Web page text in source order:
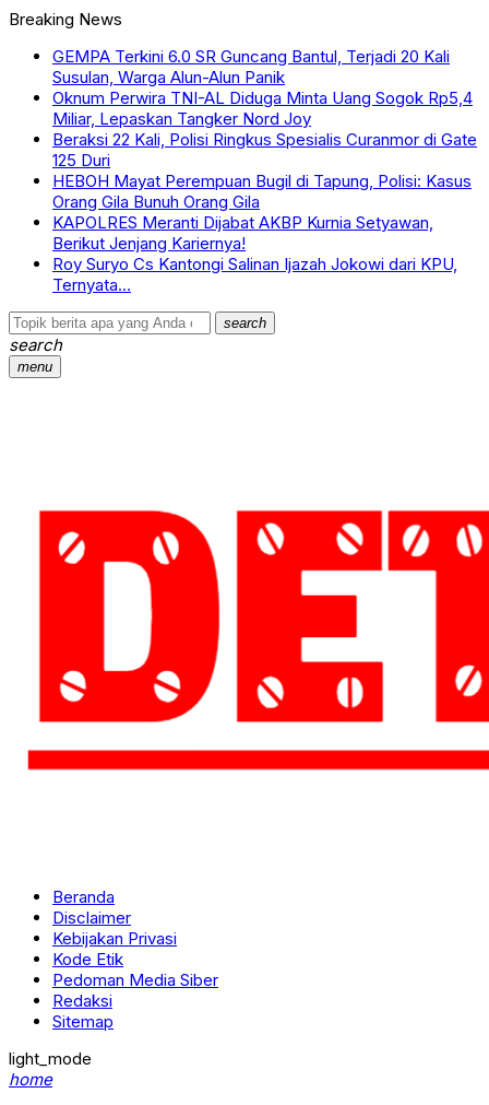
Breaking News
GEMPA Terkini 6.0 SR Guncang Bantul, Terjadi 20 Kali
Susulan, Warga Alun-Alun Panik
Oknum Perwira TNI-AL Diduga Minta Uang Sogok Rp5,4
Miliar, Lepaskan Tangker Nord Joy
Beraksi 22 Kali, Polisi Ringkus Spesialis Curanmor di Gate
125 Duri
HEBOH Mayat Perempuan Bugil di Tapung, Polisi: Kasus
Orang Gila Bunuh Orang Gila
KAPOLRES Meranti Dijabat AKBP Kurnia Setyawan,
Berikut Jenjang Kariernya!
Roy Suryo Cs Kantongi Salinan Ijazah Jokowi dari KPU,
Ternyata…
search
search
menu
Beranda
Disclaimer
Kebijakan Privasi
Kode Etik
Pedoman Media Siber
Redaksi
Sitemap
light_mode
home